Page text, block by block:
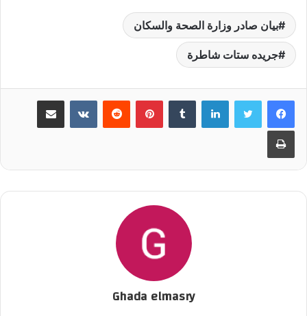
بيان صادر وزارة الصحة والسكان
جريده ستات شاطرة
لينكدإن بينتيريست
Ghada elmasry